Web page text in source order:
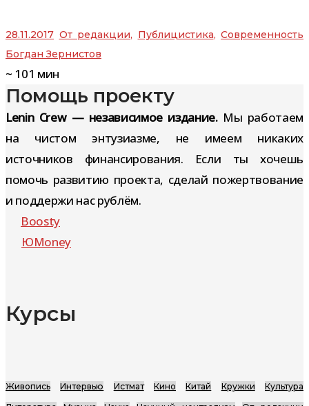
28.11.2017 От редакции, Публицистика, Современность
Богдан Зернистов
~ 101 мин
Помощь проекту
Lenin Crew — независимое издание.Мы работаем
на чистом энтузиазме, не имеем никаких
источников финансирования. Если ты хочешь
помочь развитию проекта, сделай пожертвование
и поддержи нас рублём.
Boosty
ЮMoney
Курсы
Живопись Интервью Истмат Кино Китай Кружки
Культура